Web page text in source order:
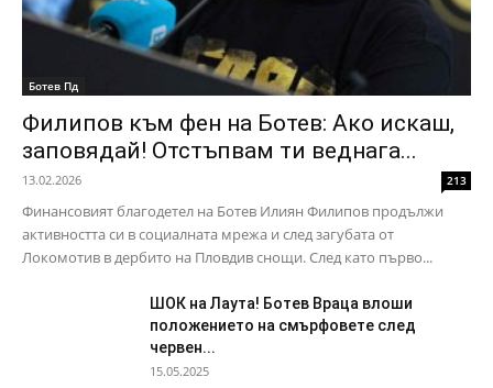
Ботев Пд
Филипов към фен на Ботев: Ако искаш,
заповядай! Отстъпвам ти веднага...
13.02.2026 213
Финансовият благодетел на Ботев Илиян Филипов продължи
активността си в социалната мрежа и след загубата от
Локомотив в дербито на Пловдив снощи. След като първо...
ШОК на Лаута! Ботев Враца влоши
положението на смърфовете след
червен...
15.05.2025